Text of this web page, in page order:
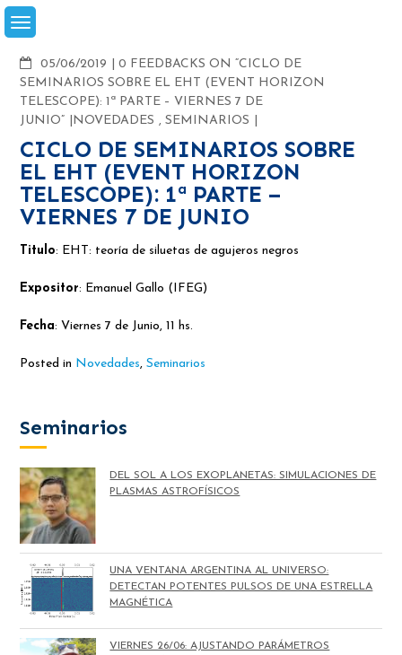
Skip
to
05/06/2019
COMMENTS
0 FEEDBACKS ON “CICLO DE
SEMINARIOS SOBRE EL EHT (EVENT HORIZON
TELESCOPE): 1ª PARTE – VIERNES 7 DE
JUNIO”
NOVEDADES ,SEMINARIOS
CICLO DE SEMINARIOS SOBRE
EL EHT (EVENT HORIZON
TELESCOPE): 1ª PARTE –
VIERNES 7 DE JUNIO
Titulo: EHT: teoría de siluetas de agujeros negros
Expositor: Emanuel Gallo (IFEG)
Fecha: Viernes 7 de Junio, 11 hs.
Posted in Novedades,Seminarios
Seminarios
DEL SOL A LOS EXOPLANETAS: SIMULACIONES DE
PLASMAS ASTROFÍSICOS
UNA VENTANA ARGENTINA AL UNIVERSO:
DETECTAN POTENTES PULSOS DE UNA ESTRELLA
MAGNÉTICA
VIERNES 26/06: AJUSTANDO PARÁMETROS